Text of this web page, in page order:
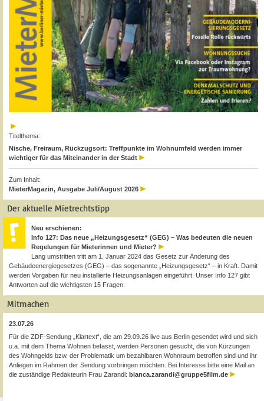
Titelthema:
Nische, Freiraum, Rückzugsort: Treffpunkte im Wohnumfeld werden immer
wichtiger für das Miteinander in der Stadt
Zum Inhalt:
MieterMagazin, Ausgabe Juli/August 2026
Der aktuelle Mietrechtstipp
Neu erschienen:
Info 127: Das neue „Heizungsgesetz“ (GEG) – Was bedeuten die neuen
Regelungen für Mieterinnen und Mieter?
Lang umstritten tritt am 1. Januar 2024 das Gesetz zur Änderung des
Gebäudeenergiegesetzes (GEG) – das sogenannte „Heizungsgesetz“ – in Kraft. Damit
werden Vorgaben für neu installierte Heizungsanlagen eingeführt. Unser Info 127 gibt
Antworten auf die wichtigsten 15 Fragen.
Mitmachen
23.07.26
Für die ZDF-Sendung „Klartext“, die am 29.09.26 live aus Berlin gesendet wird und sich
u.a. mit dem Thema Wohnen befasst, werden Personen gesucht, die von Kürzungen
des Wohngelds bzw. der Problematik um bezahlbaren Wohnraum betroffen sind und ihr
Anliegen im Rahmen der Sendung vorbringen möchten. Bei Interesse bitte eine Mail an
die zuständige Redakteurin Frau Zarandi: bianca.zarandi@gruppe5film.de